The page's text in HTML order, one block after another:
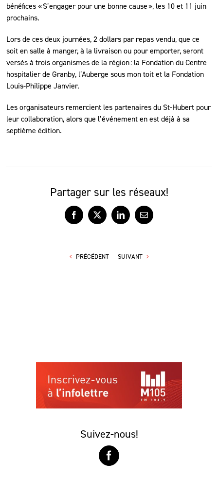
bénéfices « S’engager pour une bonne cause », les 10 et 11 juin
prochains.
Lors de ces deux journées, 2 dollars par repas vendu, que ce
soit en salle à manger, à la livraison ou pour emporter, seront
versés à trois organismes de la région : la Fondation du Centre
hospitalier de Granby, l’Auberge sous mon toit et la Fondation
Louis-Philippe Janvier.
Les organisateurs remercient les partenaires du St-Hubert pour
leur collaboration, alors que l’événement en est déjà à sa
septième édition.
Partager sur les réseaux!
Facebook
X LinkedInCourriel
PRÉCÉDENT SUIVANT
Suivez-nous!